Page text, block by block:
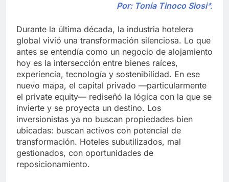
Por: Tonia Tinoco Siosi*.
Durante la última década, la industria hotelera
global vivió una transformación silenciosa. Lo que
antes se entendía como un negocio de alojamiento
hoy es la intersección entre bienes raíces,
experiencia, tecnología y sostenibilidad. En ese
nuevo mapa, el capital privado —particularmente
el private equity— rediseñó la lógica con la que se
invierte y se proyecta un destino. Los
inversionistas ya no buscan propiedades bien
ubicadas: buscan activos con potencial de
transformación. Hoteles subutilizados, mal
gestionados, con oportunidades de
reposicionamiento.